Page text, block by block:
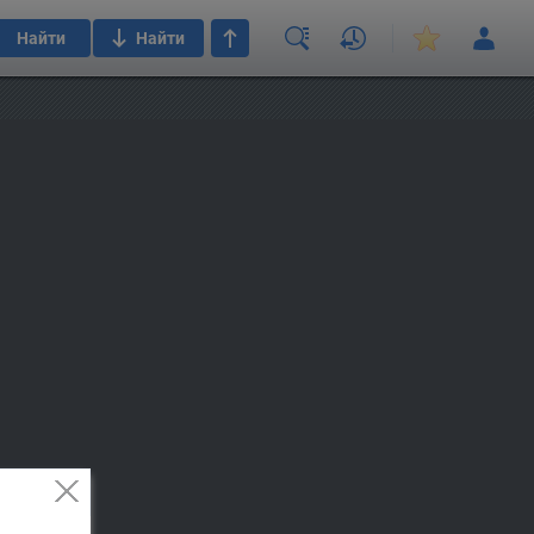
Найти Найти